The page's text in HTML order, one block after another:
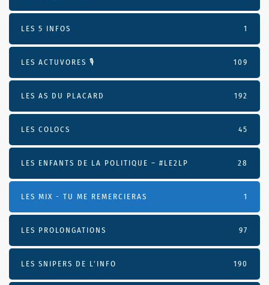
LES 5 INFOS 1
LES ACTUVORES 🎙 109
LES AS DU PLACARD 192
LES COLOCS 45
LES ENFANTS DE LA POLITIQUE – #LE2LP 28
LES MIX - TU ME REMERCIERAS 1
LES PROLONGATIONS 97
LES SNIPERS DE L’INFO 190